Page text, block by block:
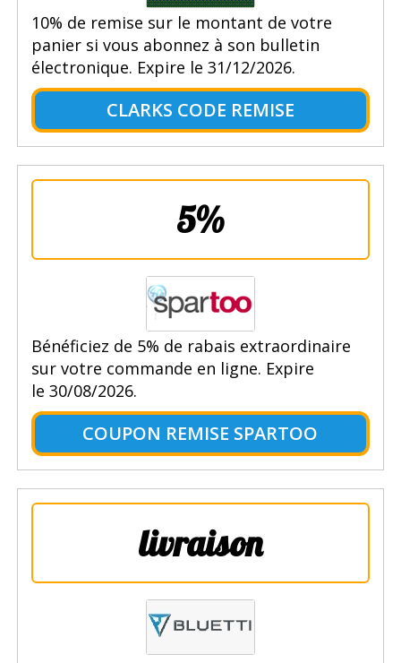
10% de remise sur le montant de votre
panier si vous abonnez à son bulletin
électronique. Expire le 31/12/2026.
CLARKS CODE REMISE
5%
Bénéficiez de 5% de rabais extraordinaire
sur votre commande en ligne. Expire
le 30/08/2026.
COUPON REMISE SPARTOO
livraison